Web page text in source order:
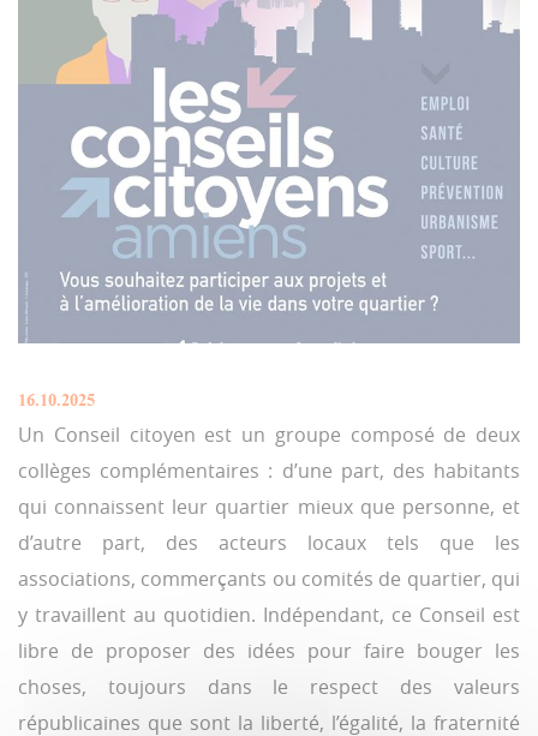
16.10.2025
Un Conseil citoyen est un groupe composé de deux
collèges complémentaires : d’une part, des habitants
qui connaissent leur quartier mieux que personne, et
d’autre part, des acteurs locaux tels que les
associations, commerçants ou comités de quartier, qui
y travaillent au quotidien. Indépendant, ce Conseil est
libre de proposer des idées pour faire bouger les
choses, toujours dans le respect des valeurs
républicaines que sont la liberté, l’égalité, la fraternité